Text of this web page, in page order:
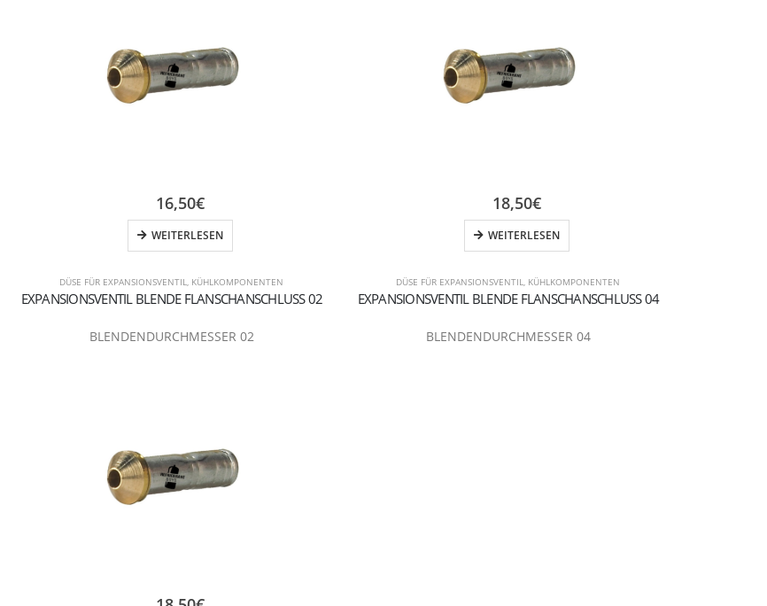
DÜSE FÜR EXPANSIONSVENTIL KÜHLKOMPONENTEN
EXPANSIONSVENTIL BLENDE FLANSCHANSCHLUSS 02
BLENDENDURCHMESSER 02
16,50€
WEITERLESEN
DÜSE FÜR EXPANSIONSVENTIL KÜHLKOMPONENTEN
EXPANSIONSVENTIL BLENDE FLANSCHANSCHLUSS 04
BLENDENDURCHMESSER 04
18,50€
WEITERLESEN